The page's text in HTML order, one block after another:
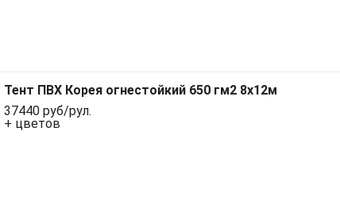
Тент ПВХ Корея огнестойкий 650 гм2 8х12м
37440 руб/рул.
+ цветов